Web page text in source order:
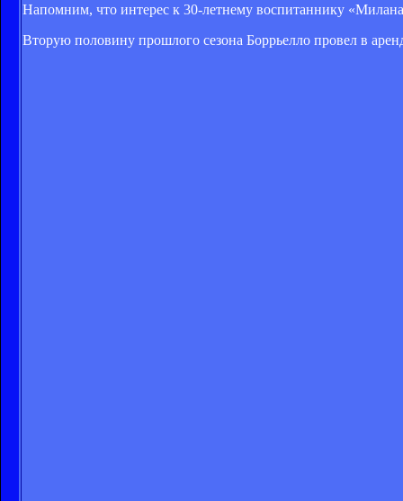
Напомним, что интерес к 30-летнему воспитаннику
Вторую половину прошлого сезона Боррьелло провел в